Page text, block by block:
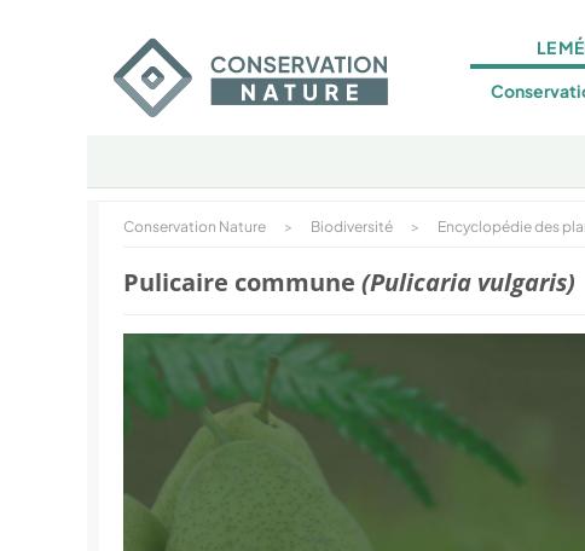
LE
Conservation Nature > Biodiversité > Encyclopédie des
Pulicaire commune (Pulicaria vulgaris)